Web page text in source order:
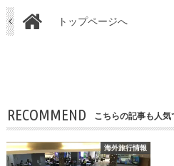
トップページへ
RECOMMEND こちらの記事も人気
海外旅行情報